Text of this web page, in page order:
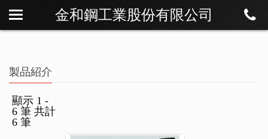
金和鋼工業股份有限公司
私たちについて
製品紹介
連絡方法
製品紹介
顯示 1 -
6 筆 共計
6 筆